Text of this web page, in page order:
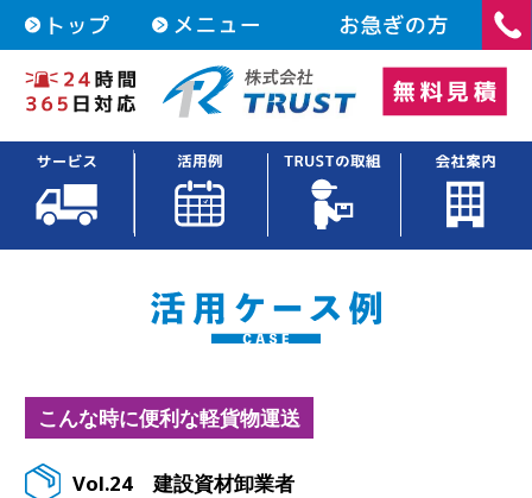
こんな時に便利な軽貨物運送
Vol.24 建設資材卸業者